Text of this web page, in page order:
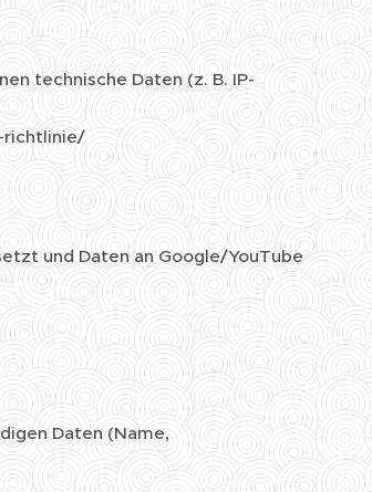
technische Daten (z. B. IP-
richtlinie/
und Daten an Google/YouTube
Daten (Name,